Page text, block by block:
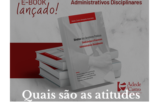
Quais são as atitudes